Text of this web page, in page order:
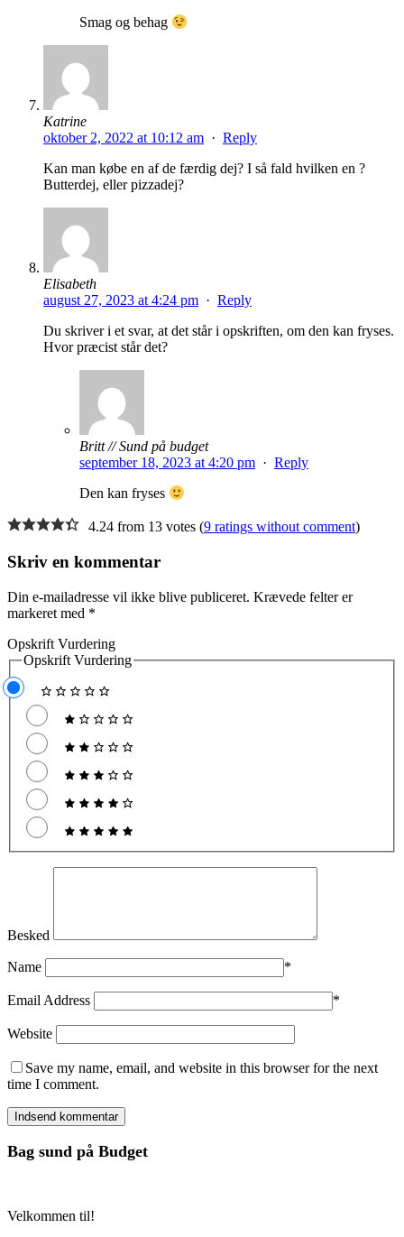
Smag og behag
Katrine
oktober 2, 2022 at 10:12 am · Reply
Kan man købe en af de færdig dej? I så fald hvilken en ?
Butterdej, eller pizzadej?
Elisabeth
august 27, 2023 at 4:24 pm · Reply
Du skriver i et svar, at det står i opskriften, om den kan fryses.
Hvor præcist står det?
Britt // Sund på budget
september 18, 2023 at 4:20 pm · Reply
Den kan fryses
4.24 from 13 votes (9 ratings without comment)
Skriv en kommentar
Din e-mailadresse vil ikke blive publiceret. Krævede felter er
markeret med *
Opskrift Vurdering
Opskrift Vurdering
Besked
Name *
Email Address *
Website
Save my name, email, and website in this browser for the next
time I comment.
Bag sund på Budget
Velkommen til!